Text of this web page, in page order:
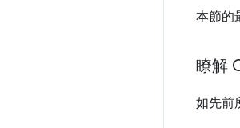
本節的
瞭解
如先前